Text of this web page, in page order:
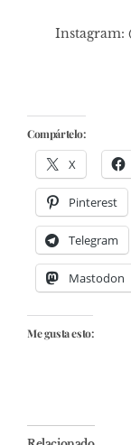
Instagram:
Compártelo:
X
Pinterest
Telegram
Mastodon
Me gusta esto: